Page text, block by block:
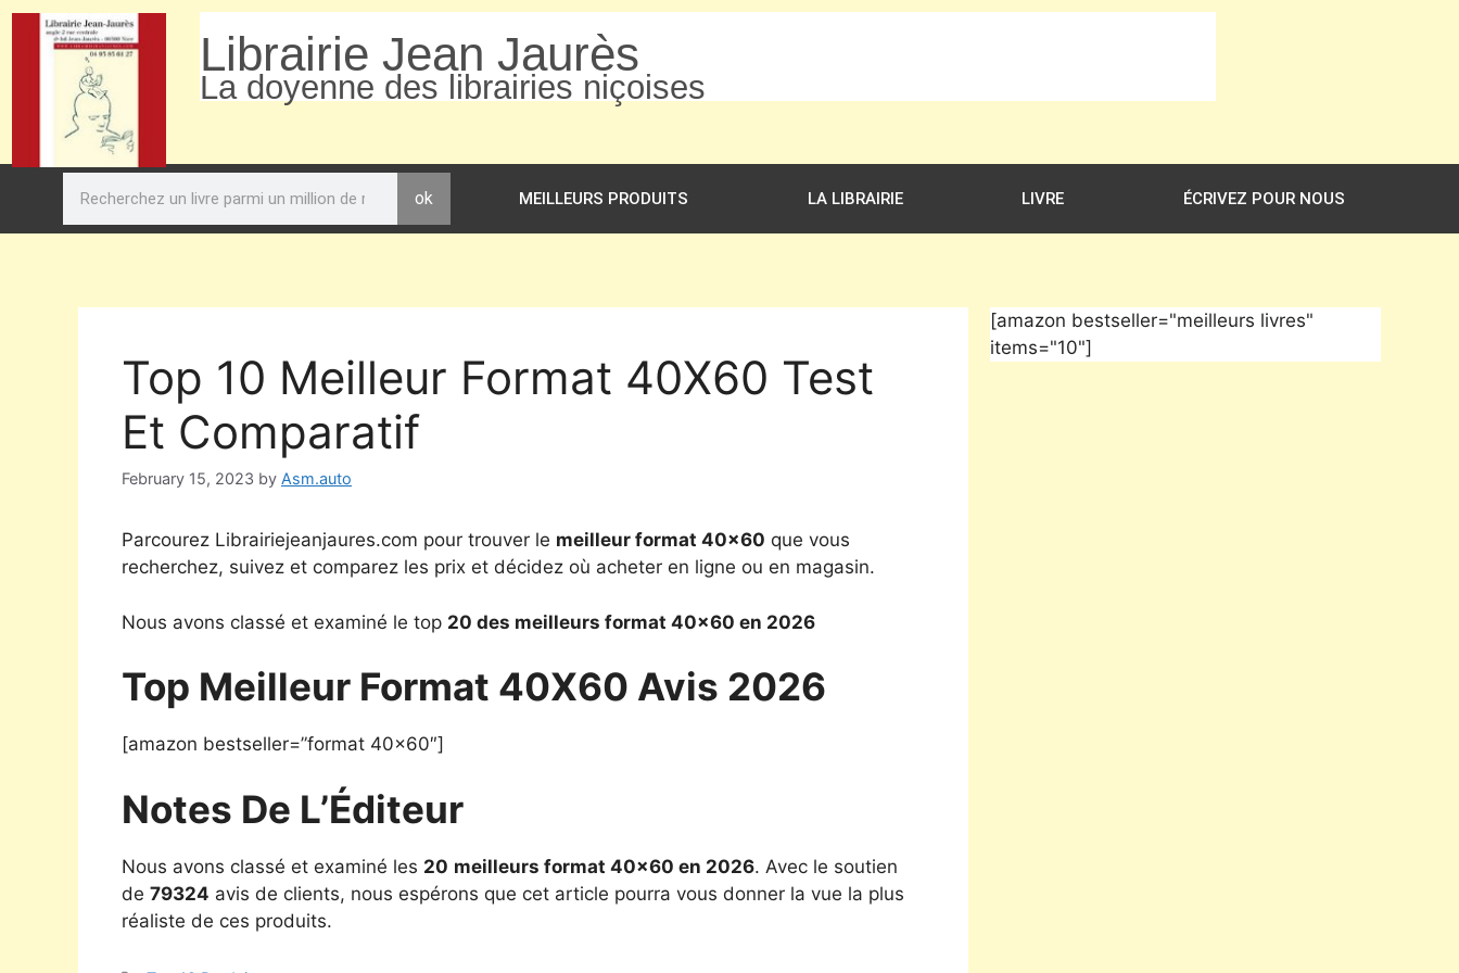
Librairie Jean Jaurès
La doyenne des librairies niçoises
ok MEILLEURS PRODUITS LA LIBRAIRIE LIVRE ÉCRIVEZ POUR NOUS
Top 10 Meilleur Format 40X60 Test
Et Comparatif
February 15, 2023 by Asm.auto
Parcourez Librairiejeanjaures.com pour trouver le meilleur format 40×60 que vous
recherchez, suivez et comparez les prix et décidez où acheter en ligne ou en magasin.
Nous avons classé et examiné le top 20 des meilleurs format 40×60 en 2026
Top Meilleur Format 40X60 Avis 2026
[amazon bestseller=”format 40×60″]
Notes De L’Éditeur
Nous avons classé et examiné les 20 meilleurs format 40×60 en 2026. Avec le soutien
de 79324 avis de clients, nous espérons que cet article pourra vous donner la vue la plus
réaliste de ces produits.
[amazon bestseller="meilleurs livres"
items="10"]